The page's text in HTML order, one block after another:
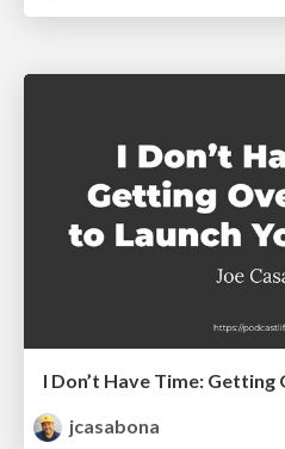
jcasabona